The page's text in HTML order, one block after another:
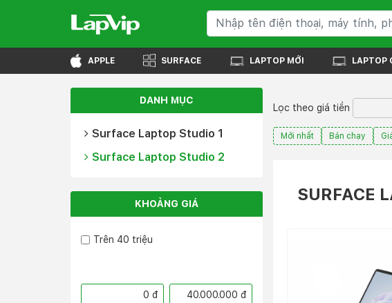
APPLE SURFACE LAPTOP MỚI LAPTOP
DANH MỤC
Surface Laptop Studio 1
Surface Laptop Studio 2
KHOẢNG GIÁ
Trên 40 triệu
0 đ 40.000.000 đ
Lọc theo giá tiền
Mới nhất Bán chạy
SURFACE